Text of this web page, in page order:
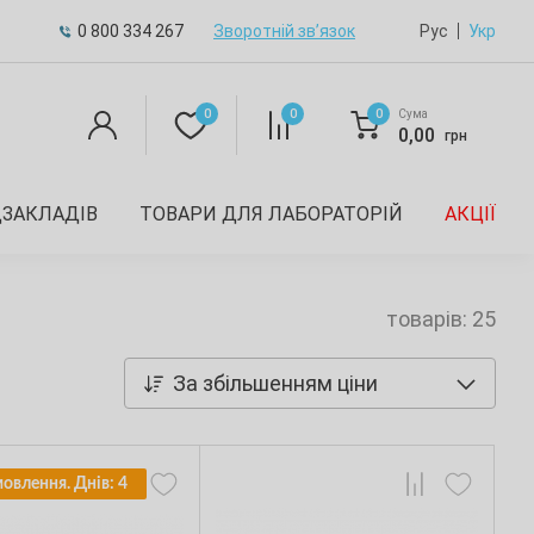
0 800 334 267 Зворотній зв’язок Рус Укр
0 0 0 Сума
0,00 грн
ТОВАРИ ДЛЯ ЛАБОРАТОРІЙ АКЦІЇ
товарів: 25
За збільшенням ціни
Днів: 4